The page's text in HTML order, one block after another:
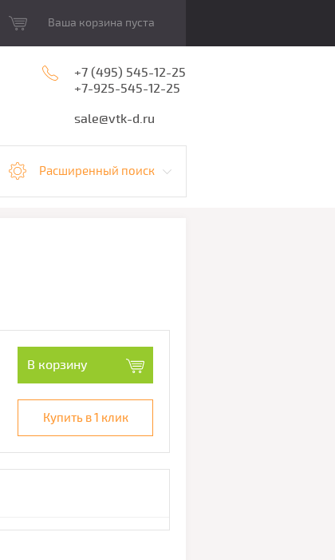
Ваша корзина пуста
+7 (495) 545-12-25
+7-925-545-12-25
sale@vtk-d.ru
Расширенный поиск
В корзину
Купить в 1 клик